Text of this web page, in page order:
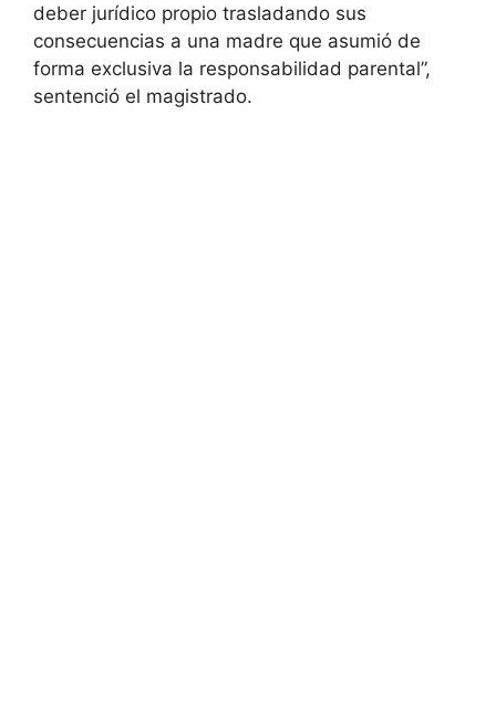
deber jurídico propio trasladando sus
consecuencias a una madre que asumió de
forma exclusiva la responsabilidad parental”,
sentenció el magistrado.